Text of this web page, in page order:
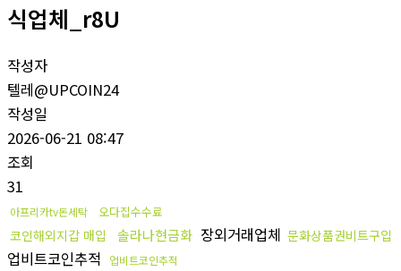
식업체_r8U
작성자
텔레@UPCOIN24
작성일
2026-06-21 08:47
조회
31
아프리카tv돈세탁 오다집수수료
코인해외지갑 매입 솔라나현금화 장외거래업체 문화상품권비트구입
업비트코인추적 업비트코인추적